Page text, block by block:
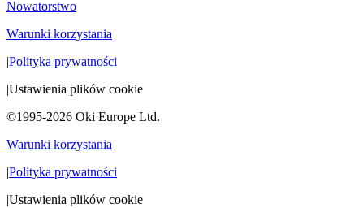
Nowatorstwo
Warunki korzystania
|Polityka prywatności
|Ustawienia plików cookie
©1995-2026 Oki Europe Ltd.
Warunki korzystania
|Polityka prywatności
|Ustawienia plików cookie